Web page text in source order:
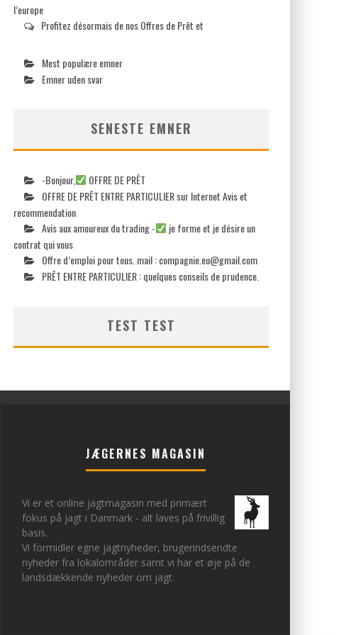
l’europe
Profitez désormais de nos Offres de Prêt et
Mest populære emner
Emner uden svar
SENESTE EMNER
-Bonjour,
OFFRE DE PRÊT
OFFRE DE PRÊT ENTRE PARTICULIER sur Internet Avis et
recommendation
Avis aux amoureux du trading -
je forme et je désire un
contrat qui vous
Offre d’emploi pour tous. mail :compagnie.eu@gmail.com
PRÊT ENTRE PARTICULIER : quelques conseils de prudence.
TEST TEST
JÆGERNES MAGASIN
Vi er et online jagtmagasin med primært
fokus på jagt i Danmark - alt laves på frivillig
basis.
Vi formidler egne jagtnyheder, brugerindsendte
nyheder fra lokalområder samt vi har et øje på de
landsdækkende nyheder om jagt.